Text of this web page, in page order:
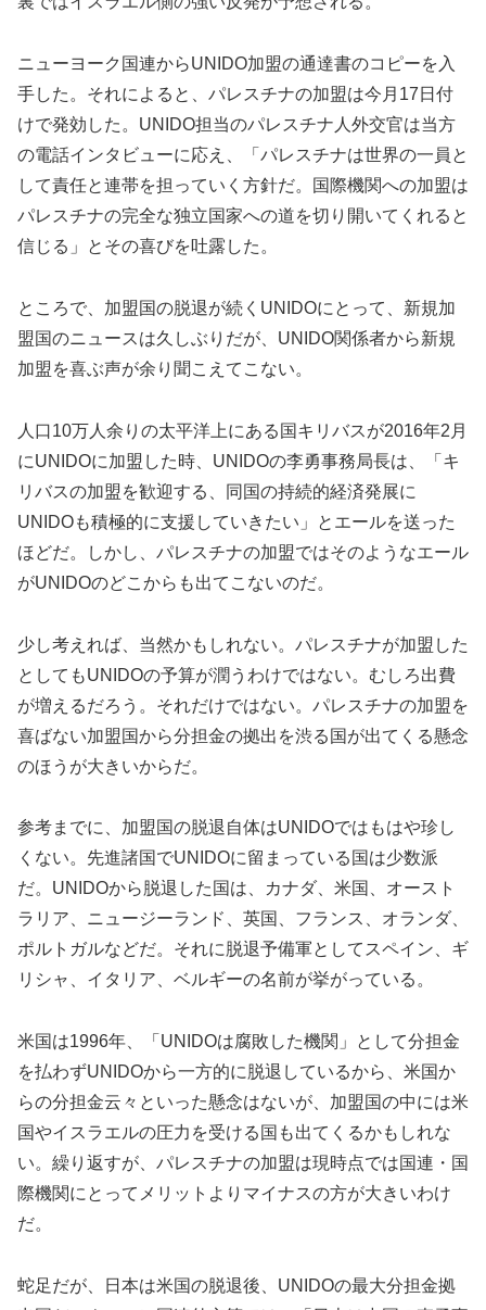
ニューヨーク国連からUNIDO加盟の通達書のコピーを入
手した。それによると、パレスチナの加盟は今月17日付
けで発効した。UNIDO担当のパレスチナ人外交官は当方
の電話インタビューに応え、「パレスチナは世界の一員と
して責任と連帯を担っていく方針だ。国際機関への加盟は
パレスチナの完全な独立国家への道を切り開いてくれると
信じる」とその喜びを吐露した。
ところで、加盟国の脱退が続くUNIDOにとって、新規加
盟国のニュースは久しぶりだが、UNIDO関係者から新規
加盟を喜ぶ声が余り聞こえてこない。
人口10万人余りの太平洋上にある国キリバスが2016年2月
にUNIDOに加盟した時、UNIDOの李勇事務局長は、「キ
リバスの加盟を歓迎する、同国の持続的経済発展に
UNIDOも積極的に支援していきたい」とエールを送った
ほどだ。しかし、パレスチナの加盟ではそのようなエール
がUNIDOのどこからも出てこないのだ。
少し考えれば、当然かもしれない。パレスチナが加盟した
としてもUNIDOの予算が潤うわけではない。むしろ出費
が増えるだろう。それだけではない。パレスチナの加盟を
喜ばない加盟国から分担金の拠出を渋る国が出てくる懸念
のほうが大きいからだ。
参考までに、加盟国の脱退自体はUNIDOではもはや珍し
くない。先進諸国でUNIDOに留まっている国は少数派
だ。UNIDOから脱退した国は、カナダ、米国、オースト
ラリア、ニュージーランド、英国、フランス、オランダ、
ポルトガルなどだ。それに脱退予備軍としてスペイン、ギ
リシャ、イタリア、ベルギーの名前が挙がっている。
米国は1996年、「UNIDOは腐敗した機関」として分担金
を払わずUNIDOから一方的に脱退しているから、米国か
らの分担金云々といった懸念はないが、加盟国の中には米
国やイスラエルの圧力を受ける国も出てくるかもしれな
い。繰り返すが、パレスチナの加盟は現時点では国連・国
際機関にとってメリットよりマイナスの方が大きいわけ
だ。
蛇足だが、日本は米国の脱退後、UNIDOの最大分担金拠